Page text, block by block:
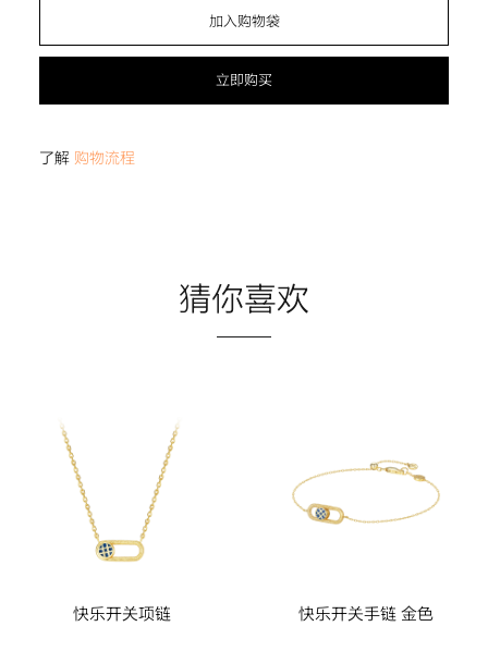
加入购物袋
立即购买
了解 购物流程
猜你喜欢
快乐开关项链 快乐开关手链 金色